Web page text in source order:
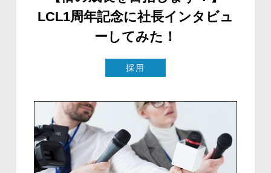
LCL1周年記念に社長インタビュ
ーしてみた！
採用